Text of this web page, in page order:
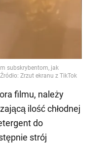
filmu, należy
ilość chłodnej
do
strój